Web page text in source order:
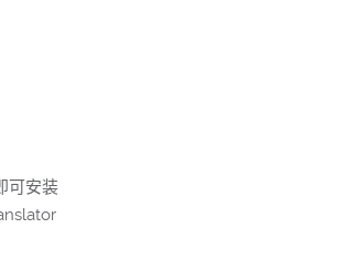
可安装